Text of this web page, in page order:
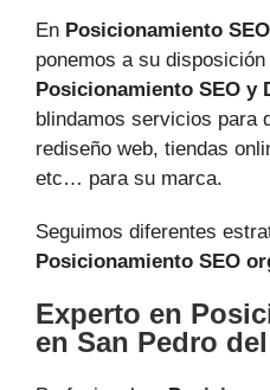
En Posicionamiento
ponemos a su disposición
Posicionamiento SEO y
blindamos servicios para
rediseño web, tiendas
etc… para su marca.
Seguimos diferentes
Posicionamiento SEO
Experto en
en San Pedro